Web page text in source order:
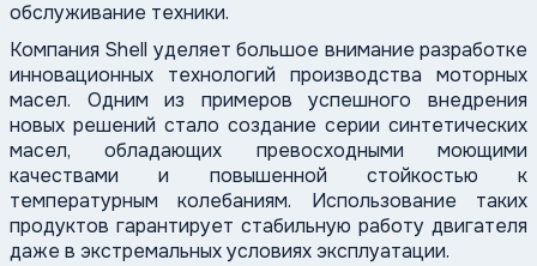
обслуживание техники.
Компания Shell уделяет большое внимание разработке
инновационных технологий производства моторных
масел. Одним из примеров успешного внедрения
новых решений стало создание серии синтетических
масел, обладающих превосходными моющими
качествами и повышенной стойкостью к
температурным колебаниям. Использование таких
продуктов гарантирует стабильную работу двигателя
даже в экстремальных условиях эксплуатации.